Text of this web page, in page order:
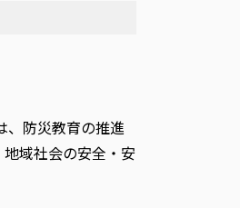
、防災教育の推進
域社会の安全・安